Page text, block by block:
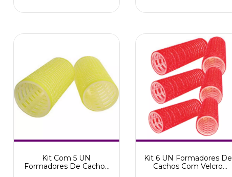
Kit Com 5 UN
Formadores De Cachos
Kit 6 UN Formadores De
Cachos Com Velcro